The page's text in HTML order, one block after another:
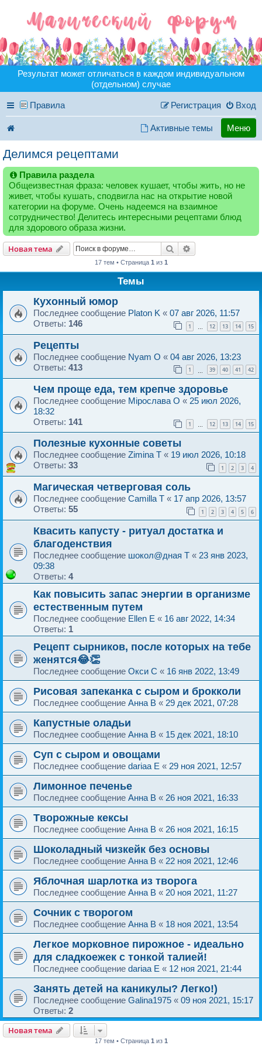
Результат может отличаться в каждом индивидуальном
(отдельном) случае
Правила Вход
Регистрация
Активные темы Меню
Делимся рецептами
Правила раздела
Общеизвестная фраза: человек кушает, чтобы жить, но не
живет, чтобы кушать, сподвигла нас на открытие новой
категории на форуме. Очень надеемся на взаимное
сотрудничество! Делитесь интересными рецептами блюд
для здорового образа жизни.
Новая тема Поиск
17 тем • Страница 1 из 1
Темы
Кухонный юмор
Последнее сообщение Platon K « 07 авг 2026, 11:57
Ответы: 146 1 12 13 14 15
Рецепты
Последнее сообщение Nyam O « 04 авг 2026, 13:23
Ответы: 413 1 39 40 41 42
Чем проще еда, тем крепче здоровье
Последнее сообщение Мiрослава O « 25 июл 2026,
18:32
Ответы: 141 1 … 12 13 14 15
Полезные кухонные советы
Последнее сообщение Zimina T « 19 июл 2026, 10:18
Ответы: 33 1 2 3 4
Магическая четверговая соль
Последнее сообщение Camilla T « 17 апр 2026, 13:57
Ответы: 55 1 2 3 4 5 6
Квасить капусту - ритуал достатка и
благоденствия
Последнее сообщение шокол@дная T « 23 янв 2023,
09:38
Ответы: 4
Как повысить запас энергии в организме
естественным путем
Последнее сообщение Ellen E « 16 авг 2022, 14:34
Ответы: 1
Рецепт сырников, после которых на тебе
женятся😂👏
Последнее сообщение Окси C « 16 янв 2022, 13:49
Рисовая запеканка с сыром и брокколи
Последнее сообщение Анна B « 29 дек 2021, 07:28
Капустные оладьи
Последнее сообщение Анна B « 15 дек 2021, 18:10
Суп с сыром и овощами
Последнее сообщение dariaa E « 29 ноя 2021, 12:57
Лимонное печенье
Последнее сообщение Анна B « 26 ноя 2021, 16:33
Tворожные кексы
Последнее сообщение Анна B « 26 ноя 2021, 16:15
Шоколадный чизкейк без основы
Последнее сообщение Анна B « 22 ноя 2021, 12:46
Яблочная шаpлoтка из творога
Последнее сообщение Анна B « 20 ноя 2021, 11:27
Сочник с творогом
Последнее сообщение Анна B « 18 ноя 2021, 13:54
Легкое морковное пирожное - идеально
для сладкоежек с тонкой талией!
Последнее сообщение dariaa E « 12 ноя 2021, 21:44
Занять детей на каникулы? Легко!)
Последнее сообщение Galina1975 « 09 ноя 2021, 15:17
Ответы: 2
Новая тема
17 тем • Страница 1 из 1